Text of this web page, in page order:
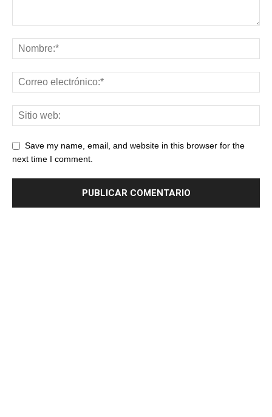
Save my name, email, and website in this browser for the
next time I comment.